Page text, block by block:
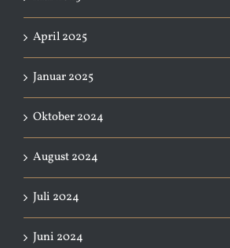
April 2025
Januar 2025
Oktober 2024
August 2024
Juli 2024
Juni 2024